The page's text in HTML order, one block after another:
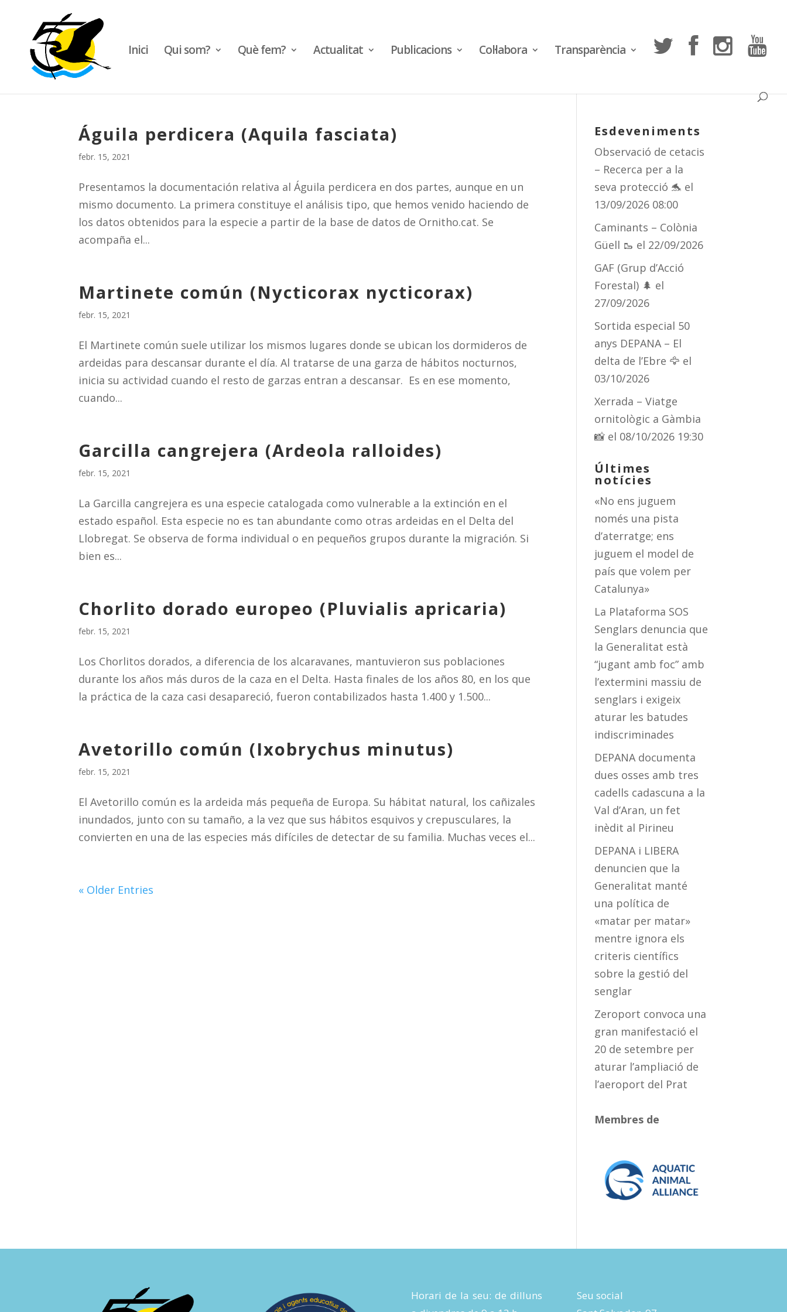
Inici Qui som? Què fem? Actualitat Publicacions Col·labora Transparència
Águila perdicera (Aquila fasciata)
febr. 15, 2021
Presentamos la documentación relativa al Águila perdicera en dos partes, aunque en un
mismo documento. La primera constituye el análisis tipo, que hemos venido haciendo de
los datos obtenidos para la especie a partir de la base de datos de Ornitho.cat. Se
acompaña el...
Martinete común (Nycticorax nycticorax)
febr. 15, 2021
El Martinete común suele utilizar los mismos lugares donde se ubican los dormideros de
ardeidas para descansar durante el día. Al tratarse de una garza de hábitos nocturnos,
inicia su actividad cuando el resto de garzas entran a descansar. Es en ese momento,
cuando...
Garcilla cangrejera (Ardeola ralloides)
febr. 15, 2021
La Garcilla cangrejera es una especie catalogada como vulnerable a la extinción en el
estado español. Esta especie no es tan abundante como otras ardeidas en el Delta del
Llobregat. Se observa de forma individual o en pequeños grupos durante la migración. Si
bien es...
Chorlito dorado europeo (Pluvialis apricaria)
febr. 15, 2021
Los Chorlitos dorados, a diferencia de los alcaravanes, mantuvieron sus poblaciones
durante los años más duros de la caza en el Delta. Hasta finales de los años 80, en los que
la práctica de la caza casi desapareció, fueron contabilizados hasta 1.400 y 1.500...
Avetorillo común (Ixobrychus minutus)
febr. 15, 2021
El Avetorillo común es la ardeida más pequeña de Europa. Su hábitat natural, los cañizales
inundados, junto con su tamaño, a la vez que sus hábitos esquivos y crepusculares, la
convierten en una de las especies más difíciles de detectar de su familia. Muchas veces el...
« Older Entries
Esdeveniments
Observació de cetacis
– Recerca per a la
seva protecció 🐬 el
13/09/2026 08:00
Caminants – Colònia
Güell 🥾 el 22/09/2026
GAF (Grup d’Acció
Forestal) 🌲 el
27/09/2026
Sortida especial 50
anys DEPANA – El
delta de l’Ebre 🦅 el
03/10/2026
Xerrada – Viatge
ornitològic a Gàmbia
📸 el 08/10/2026 19:30
Últimes
notícies
«No ens juguem
només una pista
d’aterratge; ens
juguem el model de
país que volem per
Catalunya»
La Plataforma SOS
Senglars denuncia que
la Generalitat està
“jugant amb foc” amb
l’extermini massiu de
senglars i exigeix
aturar les batudes
indiscriminades
DEPANA documenta
dues osses amb tres
cadells cadascuna a la
Val d’Aran, un fet
inèdit al Pirineu
DEPANA i LIBERA
denuncien que la
Generalitat manté
una política de
«matar per matar»
mentre ignora els
criteris científics
sobre la gestió del
senglar
Zeroport convoca una
gran manifestació el
20 de setembre per
aturar l’ampliació de
l’aeroport del Prat
Membres de
Horari de la seu: de dilluns
Seu social